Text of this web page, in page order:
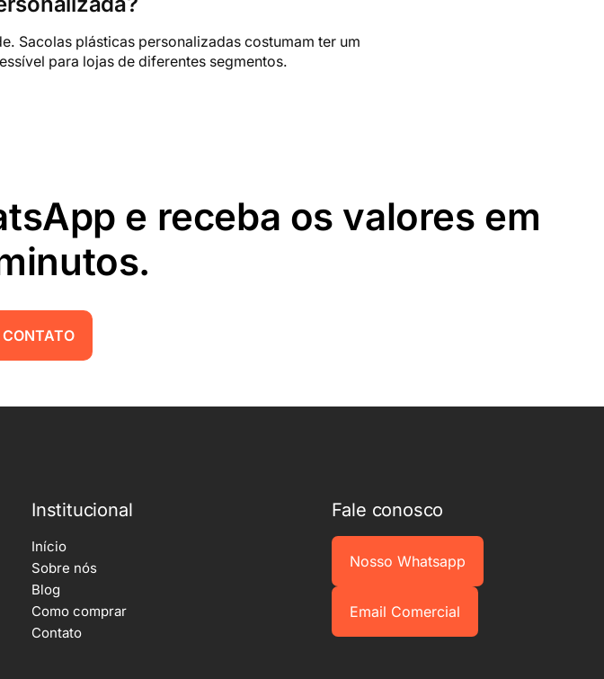
Sacolas plásticas personalizadas costumam ter um
para lojas de diferentes segmentos.
e receba os valores em
Institucional
Início
Sobre nós
Blog
Como comprar
Contato
Fale conosco
Nosso Whatsapp
Email Comercial